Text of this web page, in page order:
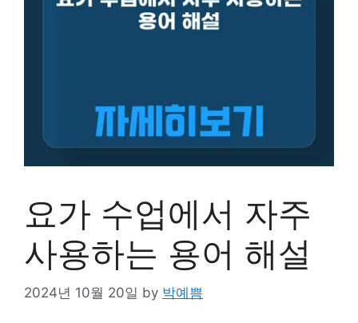
요가 수업에서 자주
사용하는 용어 해설
2024년 10월 20일 by 박예쁨